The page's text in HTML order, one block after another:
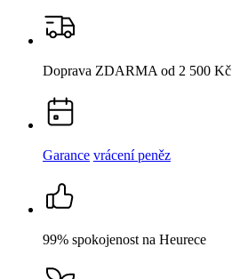
Doprava ZDARMA od 2 500 Kč
Garance vrácení peněz
99% spokojenost na Heurece